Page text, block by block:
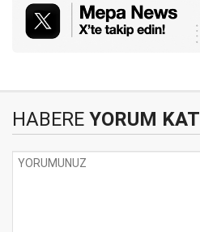
HABERE YORUM KAT